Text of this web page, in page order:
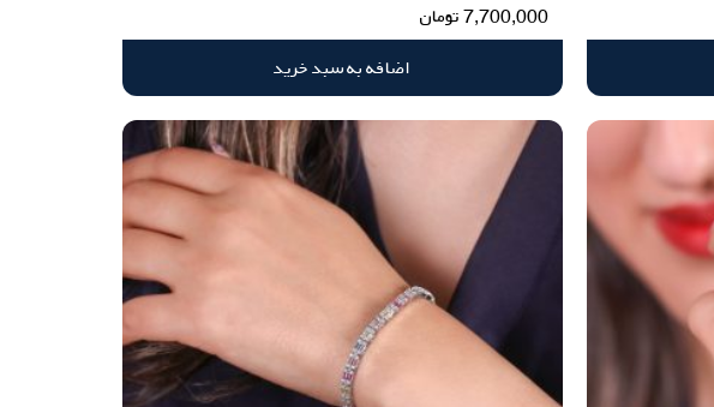
7,700,000تومان
اضافه به سبد خرید